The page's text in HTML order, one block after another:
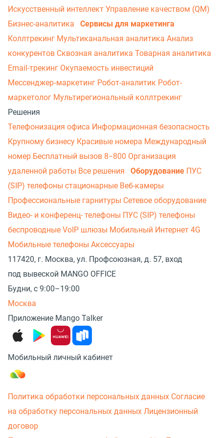
Искусственный интеллект Управление качеством (QM)
Бизнес-аналитика
Сервисы для маркетинга
Коллтрекинг Мультиканальная аналитика Анализ
конкурентов Сквозная аналитика Товарная аналитика
Email-трекинг Окупаемость инвестиций
Мессенджер‑маркетинг Робот-аналитик Робот-
маркетолог Мультирегиональный коллтрекинг
Решения
Телефонизация офиса Информационная безопасность
Крупному бизнесу Красивые номера Международный
номер Бесплатный вызов 8−800 Организация
удаленной работы Все решения Оборудование ПУС
(SIP) телефоны стационарные Веб-камеры
Профессиональные гарнитуры Сетевое оборудование
Видео- и конференц- телефоны ПУС (SIP) телефоны
беспроводные VoIP шлюзы Мобильный Интернет 4G
Мобильные телефоны Аксессуары
117420, г. Москва, ул. Профсоюзная, д. 57, вход
под вывеской MANGO OFFICE
Будни, с 9:00–19:00
Москва
Приложение Mango Talker
Мобильный личный кабинет
Политика обработки персональных данных Согласие
на обработку персональных данных Лицензионный
договор